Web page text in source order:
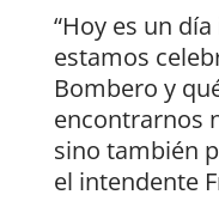
“Hoy es un
estamos
Bombero y
encontrarnos
sino también
el intendente